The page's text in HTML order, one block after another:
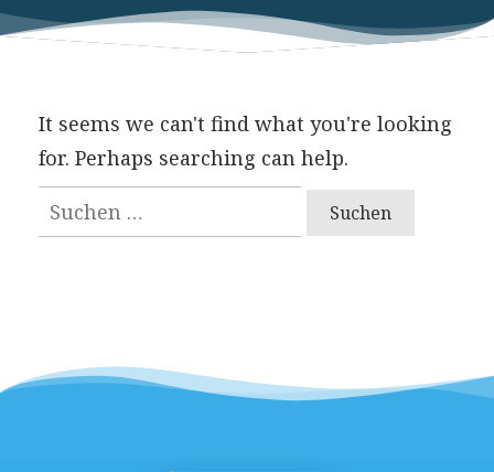
It seems we can't find what you're looking
for. Perhaps searching can help.
Suchen
nach: